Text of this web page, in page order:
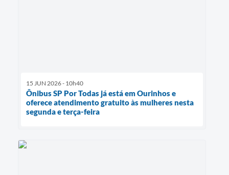
15 JUN 2026 - 10h40
Ônibus SP Por Todas já está em Ourinhos e
oferece atendimento gratuito às mulheres nesta
segunda e terça-feira